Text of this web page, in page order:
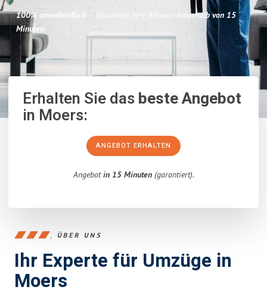
100% unverbindlich – Garantiert eine Antwort
innerhalb von 15
Minuten.
Erhalten Sie dasbeste Angebot
in Moers:
ANGEBOT ERHALTEN
Angebotin 15 Minuten(garantiert).
ÜBER UNS
Ihr Experte für Umzüge in
Moers